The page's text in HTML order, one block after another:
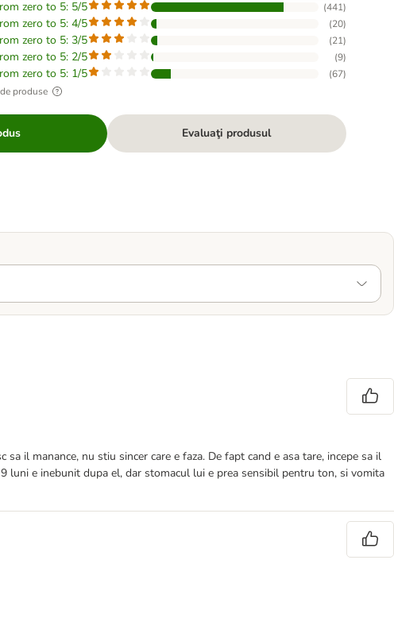
zero to 5: 5/5 (441)
zero to 5: 4/5 (20)
zero to 5: 3/5 (21)
zero to 5: 2/5 (9)
zero to 5: 1/5 (67)
produse
Evaluaţi produsul
il manance, nu stiu sincer care e faza. De fapt cand e asa tare, incepe sa il
luni e inebunit dupa el, dar stomacul lui e prea sensibil pentru ton, si vomita